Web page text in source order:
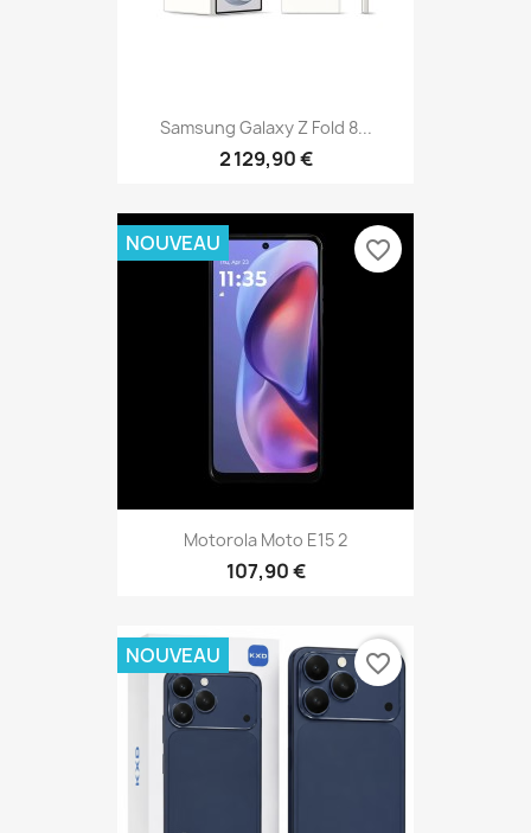
Samsung Galaxy Z Fold 8...
2 129,90 €
Motorola Moto E15 2
107,90 €
NOUVEAU favorite_border
NOUVEAU favorite_border